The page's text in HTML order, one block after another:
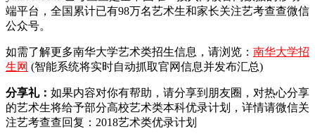
端平台，全国累计已有98万名艺术生和家长关注艺考查查微信
公众号。
如需了解更多南华大学艺术类招生信息，请浏览： 南华大学招
生网 (智能系统将实时自动抓取官网信息并发布汇总)
分享礼： 如果内容对你有帮助，请分享到朋友圈，对热心分享
的艺术生将给予部分高校艺术类本科优录计划，详情请微信关
注艺考查查回复：2018艺术类优录计划